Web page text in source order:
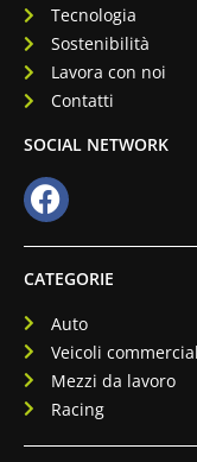
CATEGORIE
Auto
Veicoli
Mezzi da lavoro
Racing
Tecnologia
Sostenibilità
Lavora con noi
Contatti
SOCIAL NETWORK